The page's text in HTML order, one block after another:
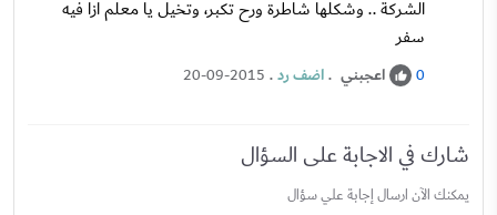
الشركة .. وشكلها شاطرة ورح تكبر، وتخيل يا معلم ازا فيه
سفر
0 اعجبني .اضف رد.
20-09-2015
شارك في الاجابة على السؤال
يمكنك الآن ارسال إجابة علي سؤال